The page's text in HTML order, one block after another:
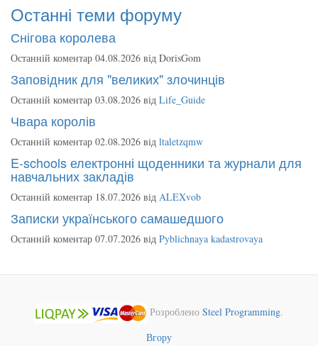
Останні теми форуму
Снігова королева
Останній коментар 04.08.2026 від DorisGom
Заповідник для "великих" злочинців
Останній коментар 03.08.2026 від Life_Guide
Чвара королів
Останній коментар 02.08.2026 від ltaletzqmw
E-schools електронні щоденники та журнали для
навчальних закладів
Останній коментар 18.07.2026 від ALEXvob
Записки українського самашедшого
Останній коментар 07.07.2026 від Pyblichnaya kadastrovaya
Розроблено Steel Programming.
Вгору